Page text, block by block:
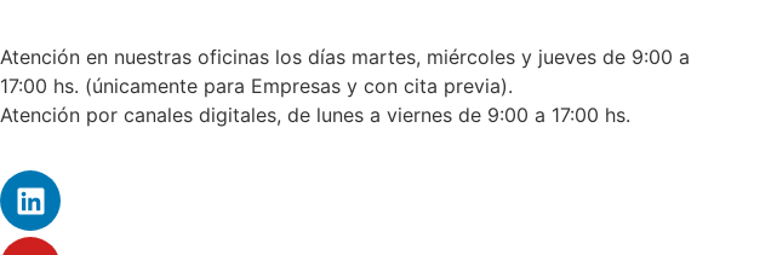
Atención en nuestras oficinas los días martes, miércoles y jueves de 9:00 a
17:00 hs. (únicamente para Empresas y con cita previa).
Atención por canales digitales, de lunes a viernes de 9:00 a 17:00 hs.